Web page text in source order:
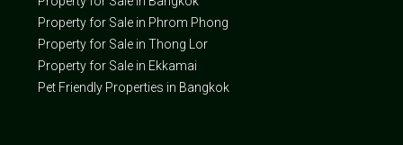
Property for Sale in Phrom Phong
Property for Sale in Thong Lor
Property for Sale in Ekkamai
Pet Friendly Properties in Bangkok